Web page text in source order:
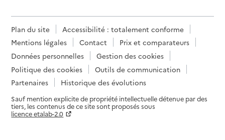
Plan du site
Accessibilité : totalement conforme
Mentions légales
Contact
Prix et comparateurs
Données personnelles
Gestion des cookies
Politique des cookies
Outils de communication
Partenaires
Historique des évolutions
Sauf mention explicite de propriété intellectuelle détenue par des
tiers, les contenus de ce site sont proposés sous
licence etalab-2.0